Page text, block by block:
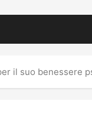
il suo benessere